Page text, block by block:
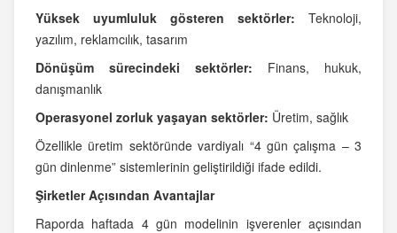
Yüksek uyumluluk gösteren sektörler: Teknoloji,
yazılım, reklamcılık, tasarım
Dönüşüm sürecindeki sektörler: Finans, hukuk,
danışmanlık
Operasyonel zorluk yaşayan sektörler: Üretim, sağlık
Özellikle üretim sektöründe vardiyalı “4 gün çalışma – 3
gün dinlenme” sistemlerinin geliştirildiği ifade edildi.
Şirketler Açısından Avantajlar
Raporda haftada 4 gün modelinin işverenler açısından